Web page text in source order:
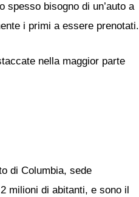
spesso bisogno di un’auto a
i primi a essere prenotati.
nella maggior parte
di Columbia, sede
milioni di abitanti, e sono il